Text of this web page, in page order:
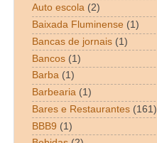
Auto escola (2)
Baixada Fluminense (1)
Bancas de jornais (1)
Bancos (1)
Barba (1)
Barbearia (1)
Bares e Restaurantes (161)
BBB9 (1)